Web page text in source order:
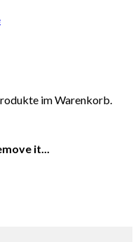
im Warenkorb.
it...